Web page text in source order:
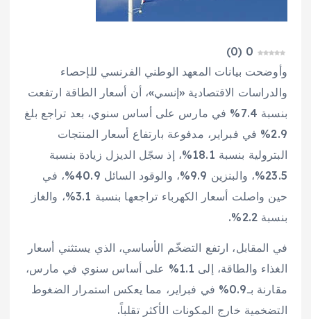
0
(
0
)
وأوضحت بيانات المعهد الوطني الفرنسي للإحصاء
والدراسات الاقتصادية «إنسي»، أن أسعار الطاقة ارتفعت
بنسبة 7.4% في مارس على أساس سنوي، بعد تراجع بلغ
2.9% في فبراير، مدفوعة بارتفاع أسعار المنتجات
البترولية بنسبة 18.1%، إذ سجّل الديزل زيادة بنسبة
23.5%، والبنزين 9.9%، والوقود السائل 40.9%، في
حين واصلت أسعار الكهرباء تراجعها بنسبة 3.1%، والغاز
بنسبة 2.2%.
في المقابل، ارتفع التضخّم الأساسي، الذي يستثني أسعار
الغذاء والطاقة، إلى 1.1% على أساس سنوي في مارس،
مقارنة بـ0.9% في فبراير، مما يعكس استمرار الضغوط
التضخمية خارج المكونات الأكثر تقلباً.